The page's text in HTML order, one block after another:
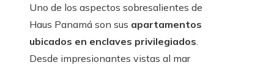
Uno de los aspectos sobresalientes de
Haus Panamá son sus apartamentos
ubicados en enclaves privilegiados
Desde impresionantes vistas al mar